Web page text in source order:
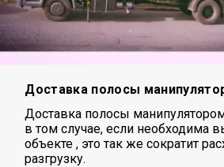
Доставка полосы
Доставка полосы
в том случае, если необходима
объекте , это так же сократит
разгрузку.